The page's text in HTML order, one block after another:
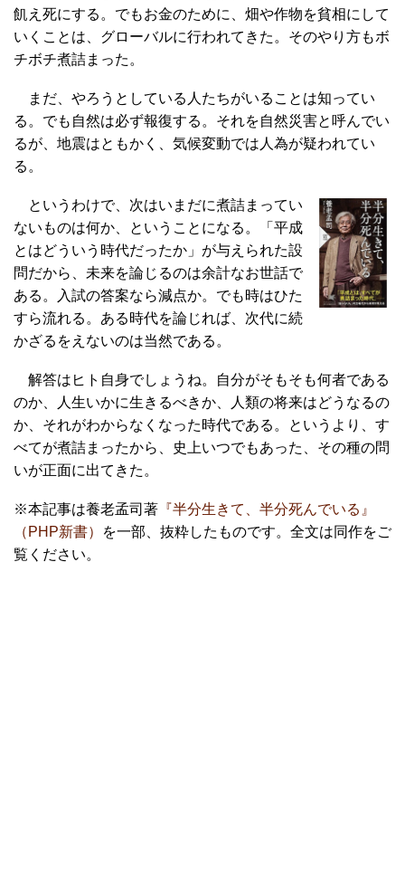
飢え死にする。でもお金のために、畑や作物を貧相にして
いくことは、グローバルに行われてきた。そのやり方もボ
チボチ煮詰まった。
まだ、やろうとしている人たちがいることは知ってい
る。でも自然は必ず報復する。それを自然災害と呼んでい
るが、地震はともかく、気候変動では人為が疑われてい
る。
というわけで、次はいまだに煮詰まってい
ないものは何か、ということになる。「平成
とはどういう時代だったか」が与えられた設
問だから、未来を論じるのは余計なお世話で
ある。入試の答案なら減点か。でも時はひた
すら流れる。ある時代を論じれば、次代に続
かざるをえないのは当然である。
解答はヒト自身でしょうね。自分がそもそも何者である
のか、人生いかに生きるべきか、人類の将来はどうなるの
か、それがわからなくなった時代である。というより、す
べてが煮詰まったから、史上いつでもあった、その種の問
いが正面に出てきた。
※本記事は養老孟司著 『半分生きて、半分死んでいる』
（PHP新書）
を一部、抜粋したものです。全文は同作をご
覧ください。